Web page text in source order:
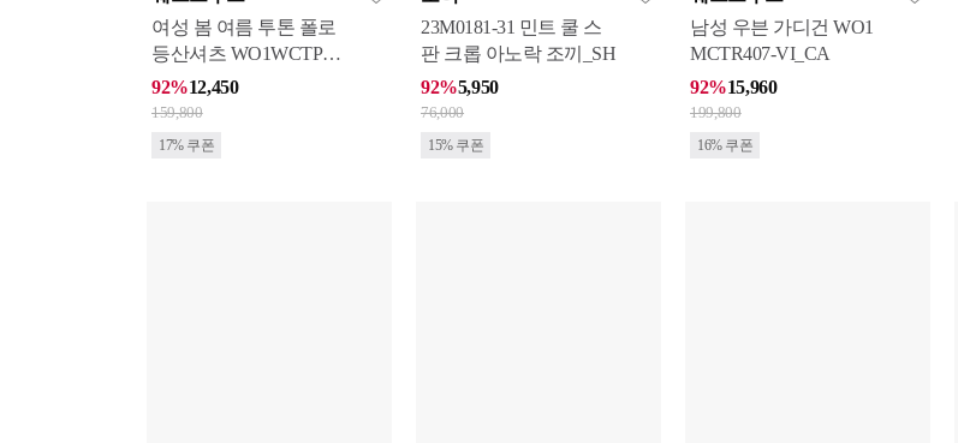
여성 봄 여름 투톤 폴로
등산셔츠 WO1WCTP41
4_GN
92%12,450
159,800
17% 쿠폰
23M0181-31 민트 쿨 스
판 크롭 아노락 조끼_SH
92%5,950
76,000
15% 쿠폰
남성 우븐 가디건 WO1
MCTR407-VI_CA
92%15,960
199,800
16% 쿠폰